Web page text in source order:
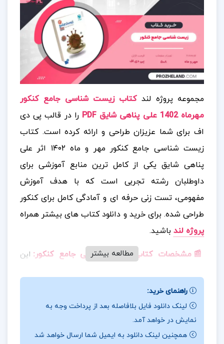
مجموعه پروژه لندکتاب زیست شناسی جامع کنکور
مهرماه 1402 علی پناهی شایق PDF
را در قالب پی دی
اف برای شما عزیزان طراحی و ارائه کرده است. کتاب
زیست شناسی جامع کنکور مهر و ماه ۱۴۰۲ اثر علی
پناهی شایق یکی از کامل ترین منابع آموزشی برای
داوطلبان رشته تجربی است که با هدف آموزش
مفهومی، تست زنی حرفه ای و آمادگی کامل برای کنکور
طراحی شده. برای خرید و دانلود کتاب های بیشتر همراه
پروژه لند باشید.
📰مشخصات کتاب زیست شناسی جامع کنکور: این
های جامع و تست های طبقه بندی شده است و جلد دوم
پاسخ نامهٔ کاملاً تشریحی را در بر دارد. درس نامه ها به
صورت ترکیبی و مفهومی نوشته شده اند و تمام مطالب
کتاب درسی، حتی نکات چالشی و مبهم، با دقت و تحلیل
مطالعه بیشتر
راهنمای خرید:
لینک دانلود فایل بلافاصله بعد از پرداخت وجه به
نمایش در خواهد آمد.
همچنین لینک دانلود به ایمیل شما ارسال خواهد شد